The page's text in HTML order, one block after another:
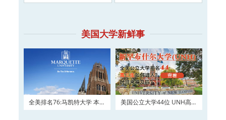
美国大学新鲜事
全美排名76:马凯特大学 本科
美国公立大学44位 UNH高三